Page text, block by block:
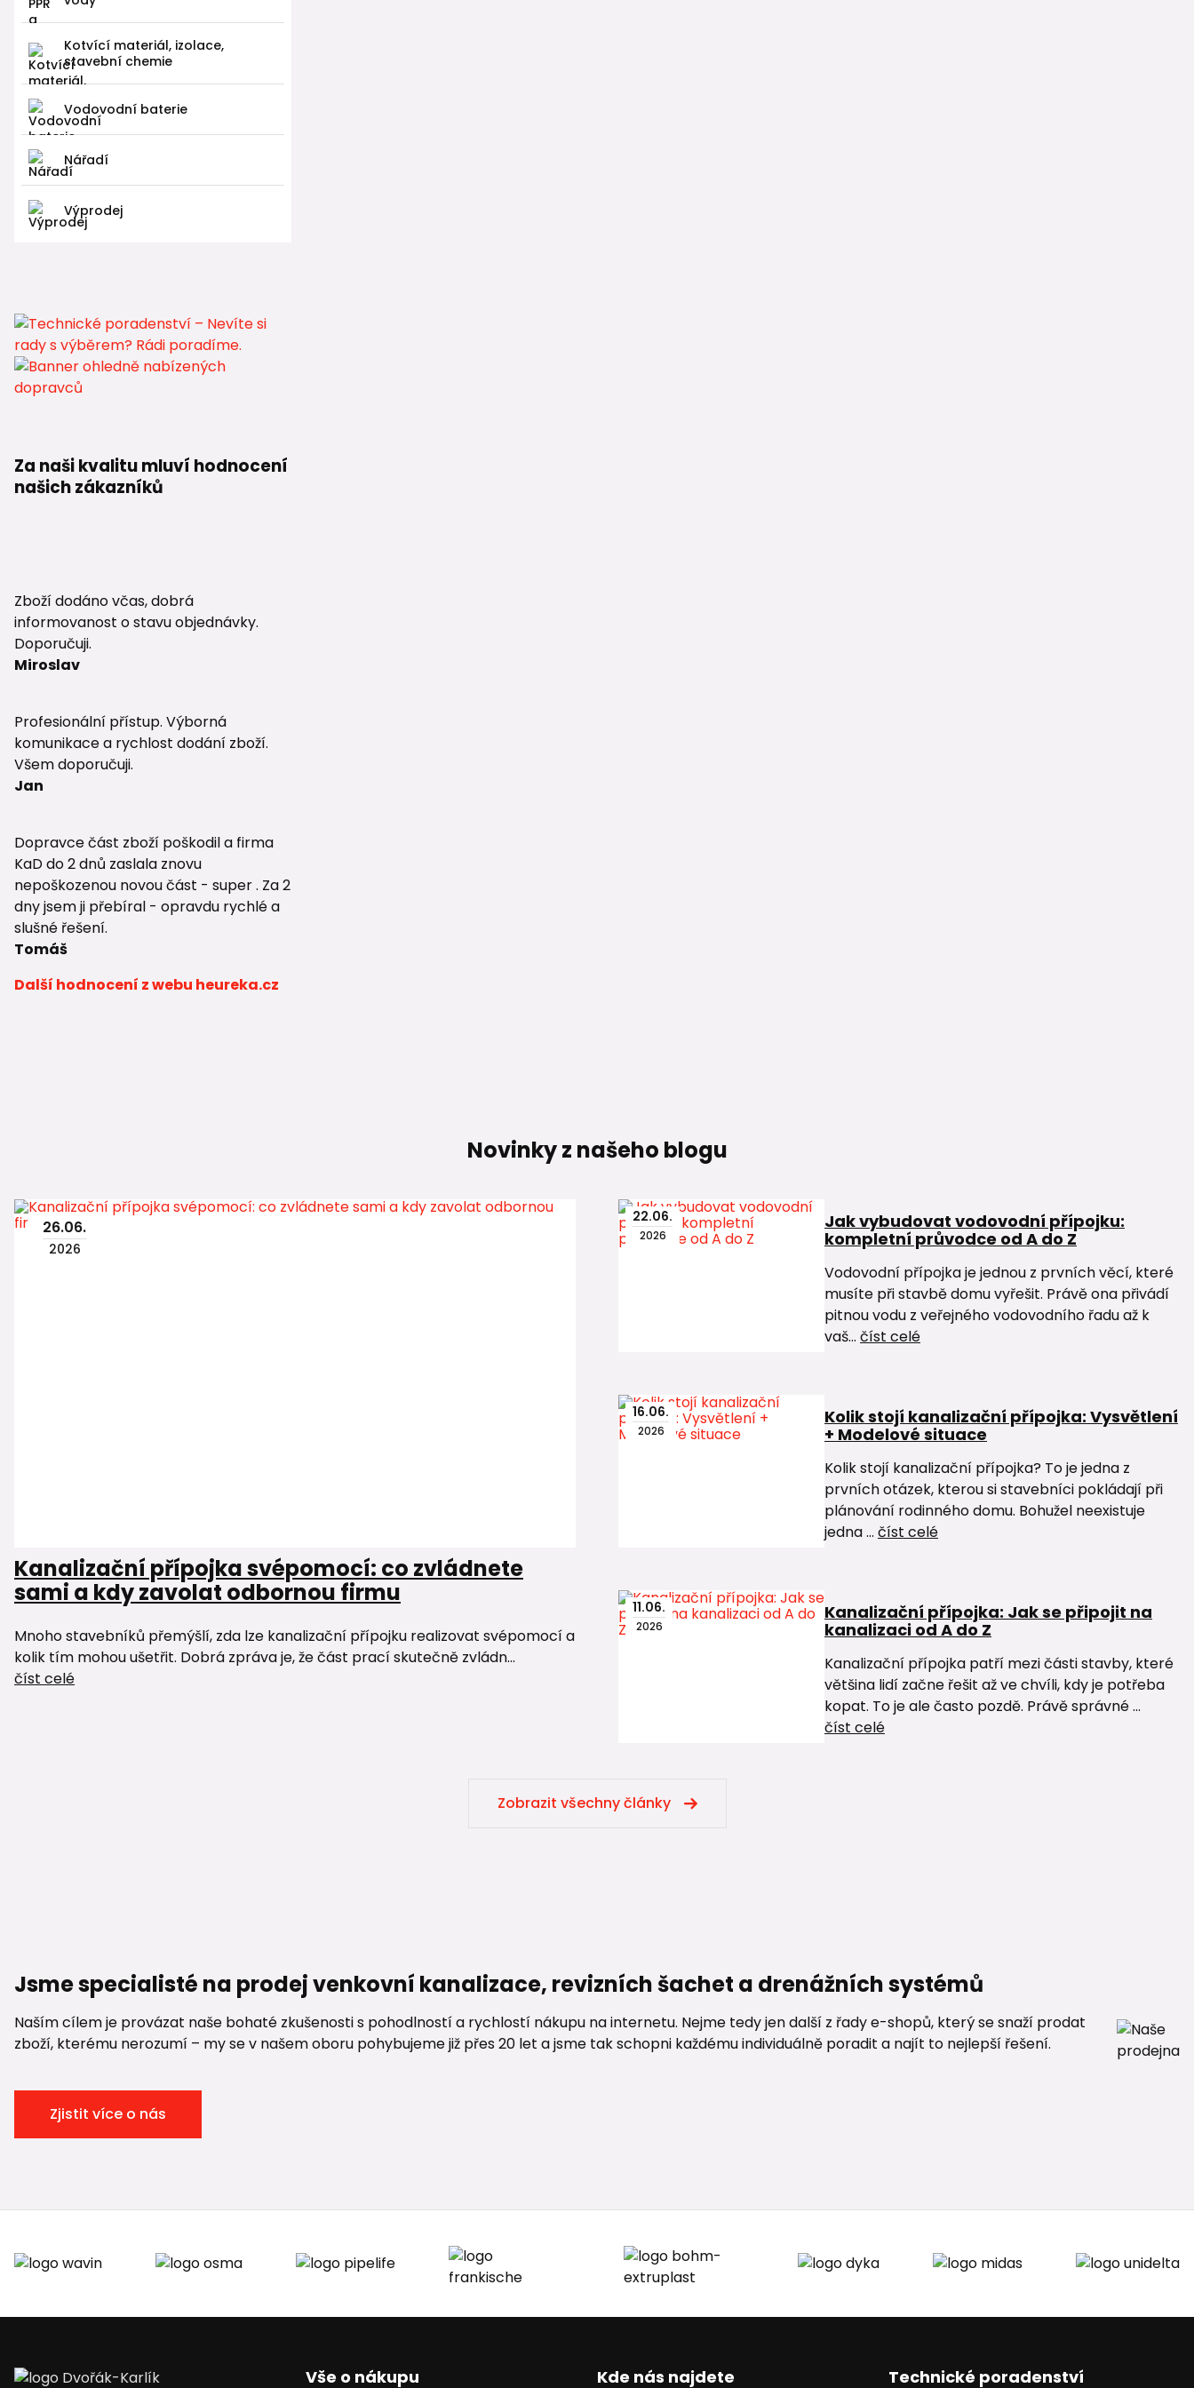
Kotvící materiál, izolace,
stavební chemie
Vodovodní baterie
Nářadí
Výprodej
Za naši kvalitu mluví hodnocení
našich zákazníků
Zboží dodáno včas, dobrá
informovanost o stavu objednávky.
Doporučuji.
Miroslav
Profesionální přístup. Výborná
komunikace a rychlost dodání zboží.
Všem doporučuji.
Jan
Dopravce část zboží poškodil a firma
KaD do 2 dnů zaslala znovu
nepoškozenou novou část - super . Za 2
dny jsem ji přebíral - opravdu rychlé a
slušné řešení.
Tomáš
Další hodnocení z webu heureka.cz
Novinky z našeho blogu
26.06.
2026
Kanalizační přípojka svépomocí: co zvládnete
sami a kdy zavolat odbornou firmu
Mnoho stavebníků přemýšlí, zda lze kanalizační přípojku realizovat svépomocí a
kolik tím mohou ušetřit. Dobrá zpráva je, že část prací skutečně zvládn...
číst celé
22.06.
2026
Jak vybudovat vodovodní přípojku:
kompletní průvodce od A do Z
Vodovodní přípojka je jednou z prvních věcí, které
musíte při stavbě domu vyřešit. Právě ona přivádí
pitnou vodu z veřejného vodovodního řadu až k
vaš... číst celé
16.06.
2026
Kolik stojí kanalizační přípojka: Vysvětlení
+ Modelové situace
Kolik stojí kanalizační přípojka? To je jedna z
prvních otázek, kterou si stavebníci pokládají při
plánování rodinného domu. Bohužel neexistuje
jedna ... číst celé
11.06.
2026
Kanalizační přípojka: Jak se připojit na
kanalizaci od A do Z
Kanalizační přípojka patří mezi části stavby, které
většina lidí začne řešit až ve chvíli, kdy je potřeba
kopat. To je ale často pozdě. Právě správné ...
číst celé
Zobrazit všechny články
Jsme specialisté na prodej venkovní kanalizace, revizních šachet a drenážních systémů
Naším cílem je provázat naše bohaté zkušenosti s pohodlností a rychlostí nákupu na internetu. Nejme tedy jen další z řady e-shopů, který se snaží prodat
zboží, kterému nerozumí – my se v našem oboru pohybujeme již přes 20 let a jsme tak schopni každému individuálně poradit a najít to nejlepší řešení.
Zjistit více o nás
Vše o nákupu Kde nás najdete Technické poradenství